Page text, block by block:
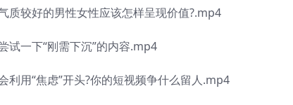
质较好的男性女性应该怎样呈现价值?.mp4
试一下“刚需下沉”的内容.mp4
利用“焦虑”开头?你的短视频争什么留人.mp4